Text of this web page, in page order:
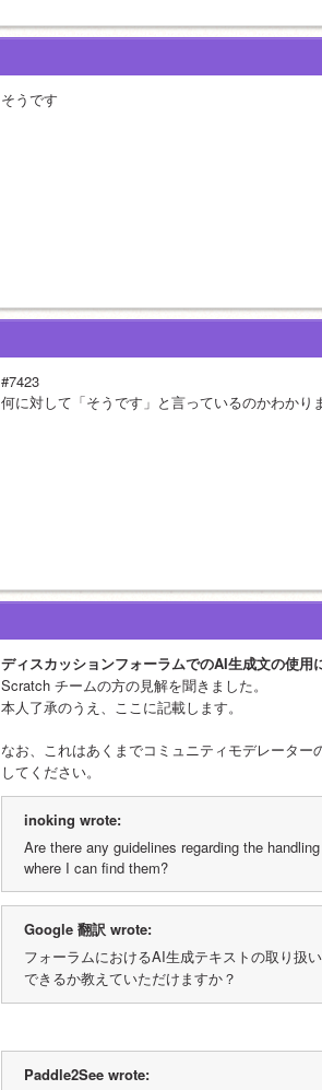
そうです
#7423
何に対して「そうです」と言っているのかわかり
ディスカッションフォーラムでのAI生成文の使用
Scratch チームの方の見解を聞きました。
本人了承のうえ、ここに記載します。
なお、これはあくまでコミュニティモデレータ
してください。
inoking wrote:
Are there any guidelines regarding the
where I can find them?
Google 翻訳 wrote:
フォーラムにおけるAI生成テキストの取り扱
できるか教えていただけますか？
Paddle2See wrote: